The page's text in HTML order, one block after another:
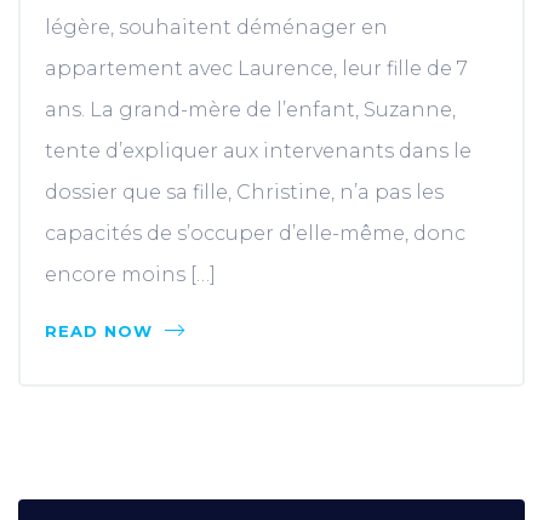
légère, souhaitent déménager en
appartement avec Laurence, leur fille de 7
ans. La grand-mère de l’enfant, Suzanne,
tente d’expliquer aux intervenants dans le
dossier que sa fille, Christine, n’a pas les
capacités de s’occuper d’elle-même, donc
encore moins […]
READ NOW